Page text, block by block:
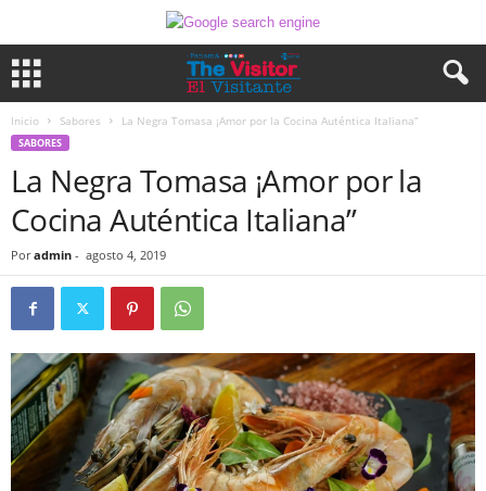
Inicio Sabores La Negra Tomasa ¡Amor por la Cocina Auténtica Italiana”
SABORES
La Negra Tomasa ¡Amor por la
Cocina Auténtica Italiana”
Por admin - agosto 4, 2019